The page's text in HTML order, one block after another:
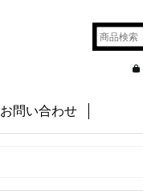
お問い合わせ